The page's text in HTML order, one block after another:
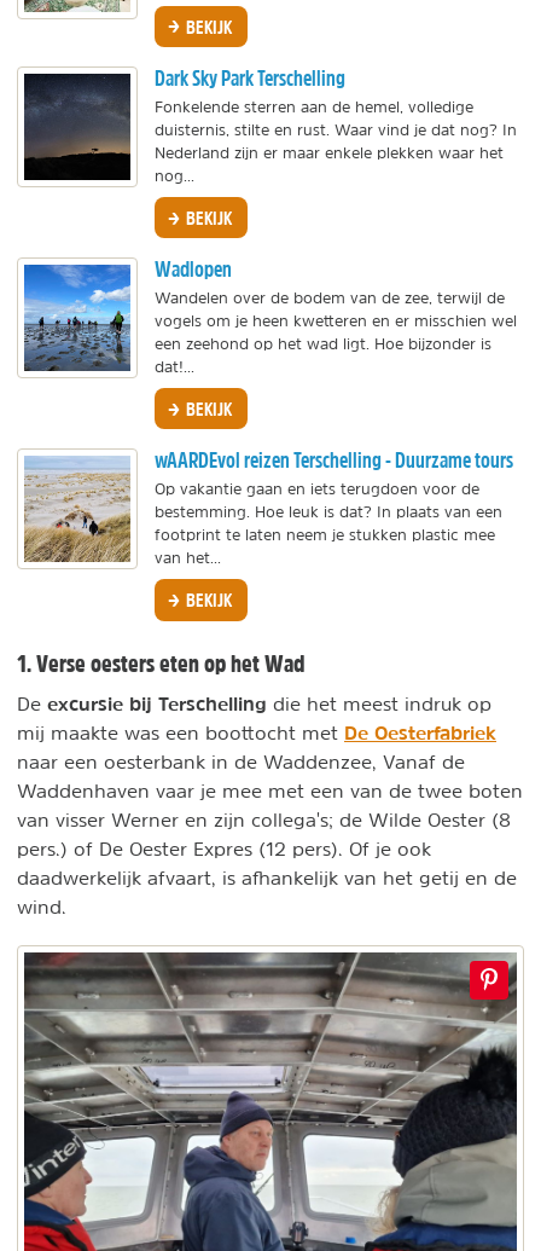
BEKIJK
Dark Sky Park Terschelling
Fonkelende sterren aan de hemel, volledige
duisternis, stilte en rust. Waar vind je dat nog? In
Nederland zijn er maar enkele plekken waar het
nog...
BEKIJK
Wadlopen
Wandelen over de bodem van de zee, terwijl de
vogels om je heen kwetteren en er misschien wel
een zeehond op het wad ligt. Hoe bijzonder is
dat!...
BEKIJK
wAARDEvol reizen Terschelling - Duurzame tours
Op vakantie gaan en iets terugdoen voor de
bestemming. Hoe leuk is dat? In plaats van een
footprint te laten neem je stukken plastic mee
van het...
BEKIJK
1. Verse oesters eten op het Wad
De excursie bij Terschelling die het meest indruk op
mij maakte was een boottocht met De Oesterfabriek
naar een oesterbank in de Waddenzee, Vanaf de
Waddenhaven vaar je mee met een van de twee boten
van visser Werner en zijn collega's; de Wilde Oester (8
pers.) of De Oester Expres (12 pers). Of je ook
daadwerkelijk afvaart, is afhankelijk van het getij en de
wind.